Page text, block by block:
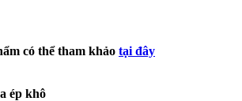
có thể tham khảo tại đây
ép khô